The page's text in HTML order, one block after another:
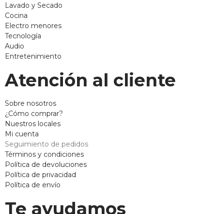
Lavado y Secado
Cocina
Electro menores
Tecnología
Audio
Entretenimiento
Atención al cliente
Sobre nosotros
¿Cómo comprar?
Nuestros locales
Mi cuenta
Seguimiento de pedidos
Términos y condiciones
Política de devoluciones
Política de privacidad
Política de envío
Te ayudamos